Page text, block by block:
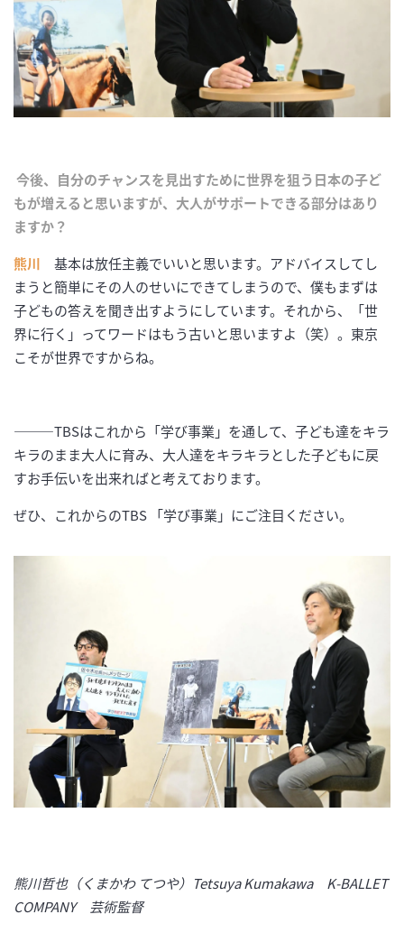
今後、自分のチャンスを見出すために世界を狙う日本の子ど
もが増えると思いますが、大人がサポートできる部分はあり
ますか？
熊川 基本は放任主義でいいと思います。アドバイスしてし
まうと簡単にその人のせいにできてしまうので、僕もまずは
子どもの答えを聞き出すようにしています。それから、「世
界に行く」ってワードはもう古いと思いますよ（笑）。東京
こそが世界ですからね。
―――TBSはこれから「学び事業」を通して、子ども達をキラ
キラのまま大人に育み、大人達をキラキラとした子どもに戻
すお手伝いを出来ればと考えております。
ぜひ、これからのTBS 「学び事業」にご注目ください。
熊川哲也（くまかわ てつや）Tetsuya Kumakawa K-BALLET
COMPANY 芸術監督